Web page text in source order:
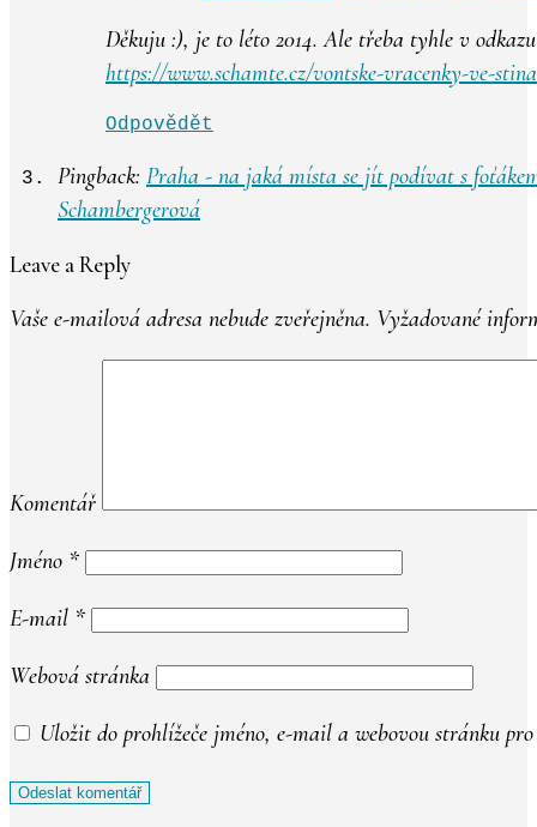
Děkuju :), je to léto 2014. Ale třeba tyhle v
https://www.schamte.cz/vontske-vracenky-ve-
Odpovědět
Pingback: Praha - na jaká místa se jít podívat s
Schambergerová
Leave a Reply
Vaše e-mailová adresa nebude zveřejněna. Vyžadované
Komentář
Jméno *
E-mail *
Webová stránka
Uložit do prohlížeče jméno, e-mail a webovou stránku